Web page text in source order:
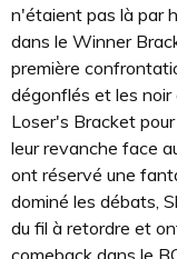
n'étaient pas là par
dans le Winner
première
dégonflés et les
Loser's Bracket
leur revanche face
ont réservé une
dominé les débats,
du fil à retordre et
comeback dans le